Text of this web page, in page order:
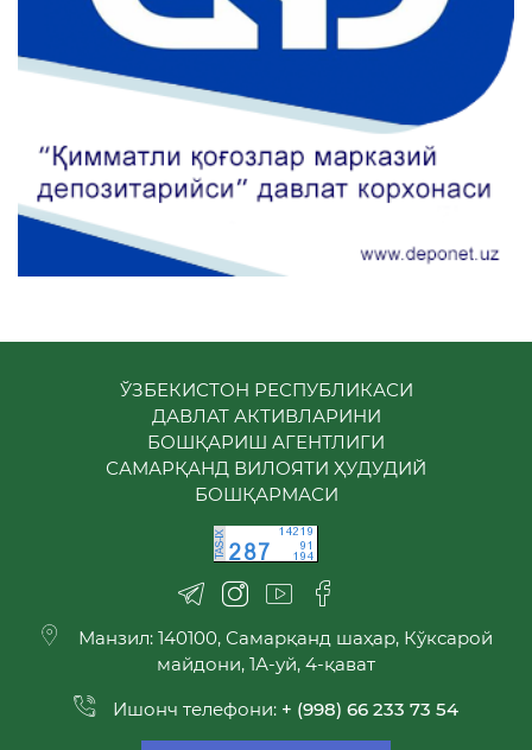
ЎЗБЕКИСТОН РЕСПУБЛИКАСИ
ДАВЛАТ АКТИВЛАРИНИ
БОШҚАРИШ АГЕНТЛИГИ
САМАРҚАНД ВИЛОЯТИ ҲУДУДИЙ
БОШҚАРМАСИ
Манзил: 140100, Самарқанд шаҳар, Кўксарой
майдони, 1А-уй, 4-қават
Ишонч телефони: + (998) 66 233 73 54